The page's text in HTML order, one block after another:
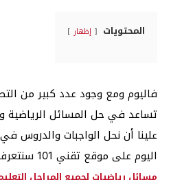
المحتويات إظهار
فاليوم ومع وجود عدد كبير من
تساعد في حل المسائل الرياضية
علينا أن نحل الواجبات والدروس
اليوم على موقع تقني 101 سنتعرف على